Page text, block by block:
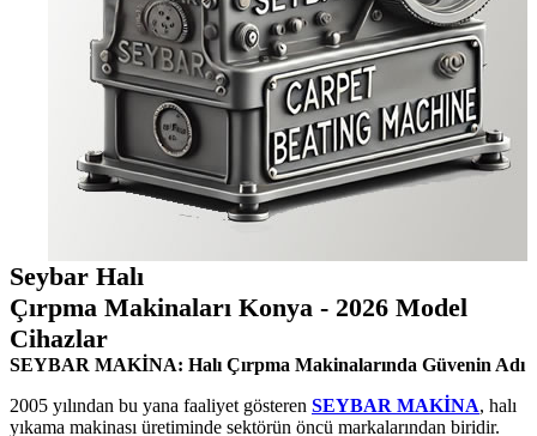
Seybar Halı
Çırpma Makinaları Konya - 2026 Model
Cihazlar
SEYBAR MAKİNA: Halı Çırpma Makinalarında Güvenin Adı
2005 yılından bu yana faaliyet gösteren SEYBAR MAKİNA, halı
yıkama makinası üretiminde sektörün öncü markalarından biridir.